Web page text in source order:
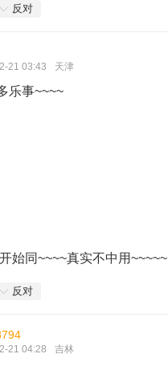
反对
21 03:43 天津
乐事~~~~
真实不中用~~~~~
反对
21 04:28 吉林